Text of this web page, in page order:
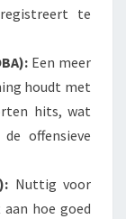
te
Een meer
houdt met
hits, wat
offensieve
Nuttig voor
hoe goed